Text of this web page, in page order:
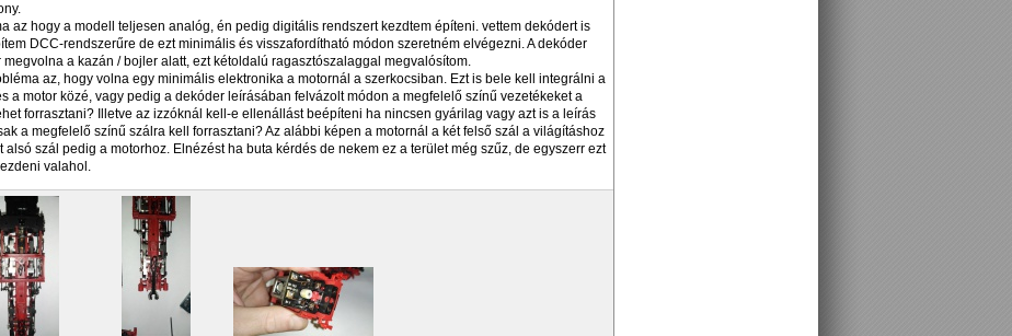
az hogy a modell teljesen analóg, én pedig digitális rendszert kezdtem építeni. vettem dekódert is
DCC-rendszerűre de ezt minimális és visszafordítható módon szeretném elvégezni. A dekóder
megvolna a kazán / bojler alatt, ezt kétoldalú ragasztószalaggal megvalósítom.
az, hogy volna egy minimális elektronika a motornál a szerkocsiban. Ezt is bele kell integrálni a
a motor közé, vagy pedig a dekóder leírásában felvázolt módon a megfelelő színű vezetékeket a
forrasztani? Illetve az izzóknál kell-e ellenállást beépíteni ha nincsen gyárilag vagy azt is a leírás
a megfelelő színű szálra kell forrasztani? Az alábbi képen a motornál a két felső szál a világításhoz
alsó szál pedig a motorhoz. Elnézést ha buta kérdés de nekem ez a terület még szűz, de egyszerr ezt
valahol.